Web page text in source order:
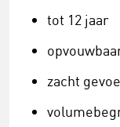
tot 12 jaar
zacht